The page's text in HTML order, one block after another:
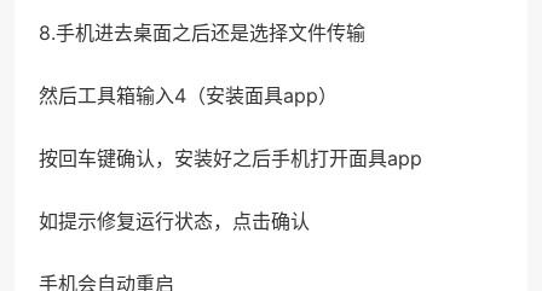
8.手机进去桌面之后还是选择文件传输
然后工具箱输入4（安装面具app）
按回车键确认，安装好之后手机打开面具app
如提示修复运行状态，点击确认
手机会自动重启